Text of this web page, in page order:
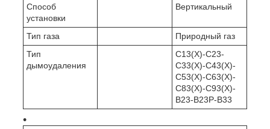
Способ
установки
Вертикальный
Тип газа
Природный газ
Тип
дымоудаления
C13(X)-C23-
C33(X)-C43(X)-
C53(X)-C63(X)-
C83(X)-C93(X)-
B23-B23P-B33